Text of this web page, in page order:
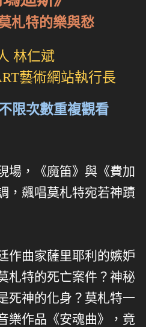
札特的樂與愁
林仁斌
藝術網站執行長
限次數重複觀看
場，《魔笛》與《費加
，飆唱莫札特宛若神蹟
作曲家薩里耶利的嫉妒
札特的死亡案件？神秘
死神的化身？莫札特一
樂作品《安魂曲》，竟